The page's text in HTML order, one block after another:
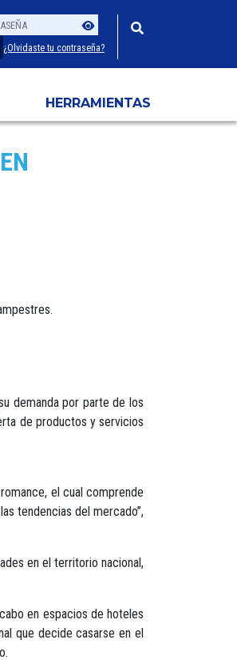
Usuario
Contraseña
¿Olvidaste tu contraseña?
HERRAMIENTAS
demanda por parte de los
de productos y servicios
el cual comprende
tendencias del mercado”,
en el territorio nacional,
en espacios de hoteles
que decide casarse en el